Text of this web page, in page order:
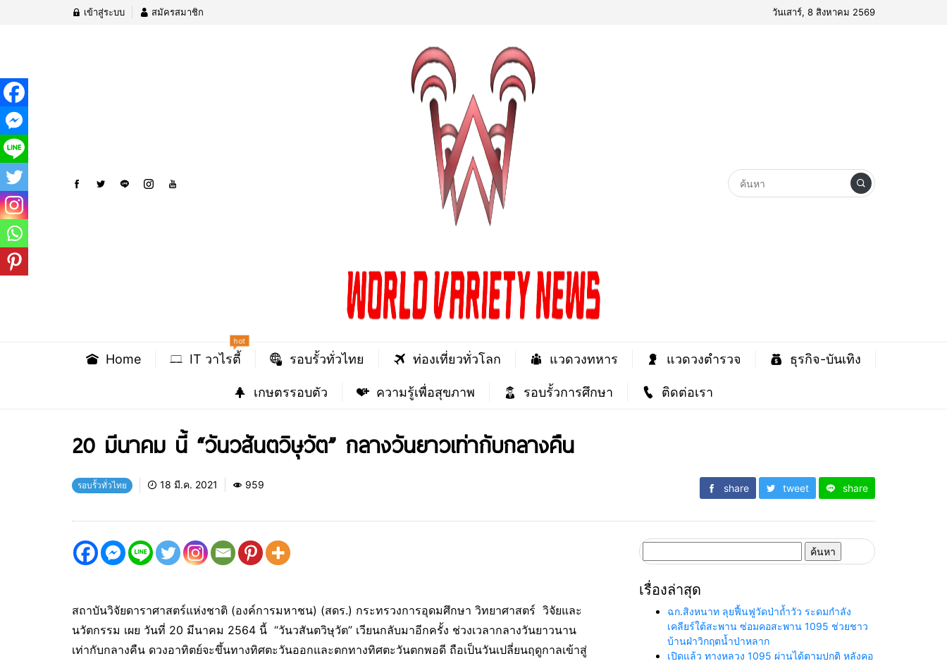
เข้าสู่ระบบ สมัครสมาชิก วันเสาร์, 8 สิงหาคม 2569
Home IT วาไรตี้
hot
รอบรั้วทั่วไทย ท่องเที่ยวทั่วโลก แวดวงทหาร แวดวงตำรวจ ธุรกิจ-บันเทิง
เกษตรรอบตัว ความรู้เพื่อสุขภาพ รอบรั้วการศึกษา ติดต่อเรา
20 มีนาคม นี้ “วันวสันตวิษุวัต” กลางวันยาวเท่ากับกลางคืน
รอบรั้วทั่วไทย 18 มี.ค. 2021 959 share tweet share
สถาบันวิจัยดาราศาสตร์แห่งชาติ (องค์การมหาชน) (สดร.) กระทรวงการอุดมศึกษา วิทยาศาสตร์ วิจัยและ
นวัตกรรม เผย วันที่ 20 มีนาคม 2564 นี้ “วันวสันตวิษุวัต” เวียนกลับมาอีกครั้ง ช่วงเวลากลางวันยาวนาน
เท่ากับกลางคืน ดวงอาทิตย์จะขึ้นทางทิศตะวันออกและตกทางทิศตะวันตกพอดี ถือเป็นวันเปลี่ยนฤดูกาลเข้าสู่
สำหรับ:
เรื่องล่าสุด
ฉก.สิงหนาท ลุยฟื้นฟูวัดป่าถ้ำวัว ระดมกำลัง
เคลียร์ใต้สะพาน ซ่อมคอสะพาน 1095 ช่วยชาว
บ้านฝ่าวิกฤตน้ำป่าหลาก
เปิดแล้ว ทางหลวง 1095 ผ่านได้ตามปกติ หลังคอ